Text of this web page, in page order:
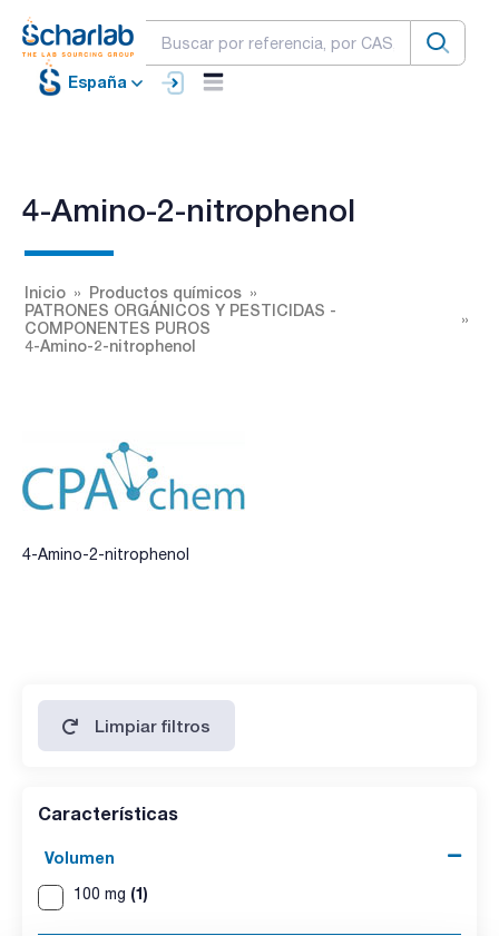
España
4-Amino-2-nitrophenol
Inicio
Productos químicos
PATRONES ORGÁNICOS Y PESTICIDAS -
COMPONENTES PUROS
4-Amino-2-nitrophenol
4-Amino-2-nitrophenol
Limpiar filtros
Características
Volumen
100 mg (1)